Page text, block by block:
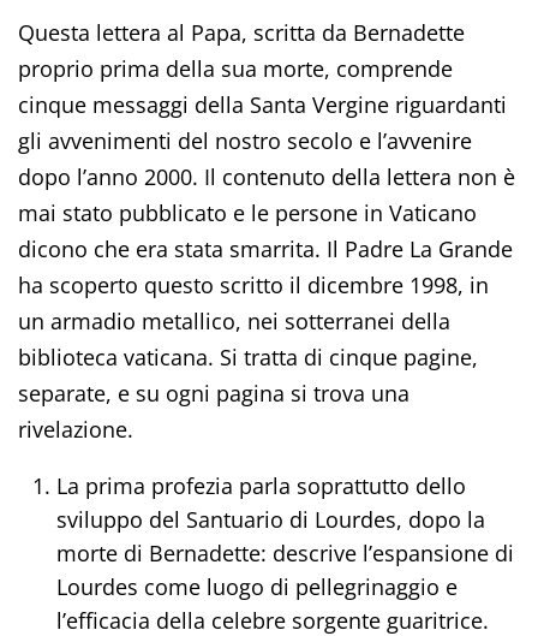
Questa lettera al Papa, scritta da Bernadette
proprio prima della sua morte, comprende
cinque messaggi della Santa Vergine riguardanti
gli avvenimenti del nostro secolo e l’avvenire
dopo l’anno 2000. Il contenuto della lettera non è
mai stato pubblicato e le persone in Vaticano
dicono che era stata smarrita. Il Padre La Grande
ha scoperto questo scritto il dicembre 1998, in
un armadio metallico, nei sotterranei della
biblioteca vaticana. Si tratta di cinque pagine,
separate, e su ogni pagina si trova una
rivelazione.
La prima profezia parla soprattutto dello
sviluppo del Santuario di Lourdes, dopo la
morte di Bernadette: descrive l’espansione di
Lourdes come luogo di pellegrinaggio e
l’efficacia della celebre sorgente guaritrice.